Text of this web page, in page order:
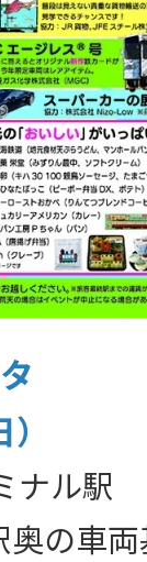
ナル駅
車両